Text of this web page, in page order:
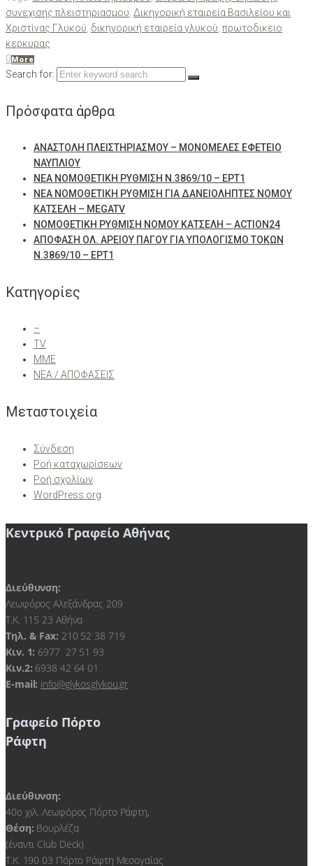
συνεχισης πλειστηριασμου Δικηγορική εταιρεία Βασιλείου και
Χριστίνας Γλυκού δικηγορική εταιρεία γλυκού πρωτοδικειο
κερκυρας
0 More
Search for:
Πρόσφατα άρθρα
ΑΝΑΣΤΟΛΗ ΠΛΕΙΣΤΗΡΙΑΣΜΟΥ – ΜΟΝΟΜΕΛΕΣ ΕΦΕΤΕΙΟ
ΝΑΥΠΛΙΟΥ
ΝΕΑ ΝΟΜΟΘΕΤΙΚΗ ΡΥΘΜΙΣΗ Ν.3869/10 – ΕΡΤ1
ΝΕΑ ΝΟΜΟΘΕΤΙΚΗ ΡΥΘΜΙΣΗ ΓΙΑ ΔΑΝΕΙΟΛΗΠΤΕΣ ΝΟΜΟΥ
ΚΑΤΣΕΛΗ – MEGATV
ΝΟΜΟΘΕΤΙΚΗ ΡΥΘΜΙΣΗ ΝΟΜΟΥ ΚΑΤΣΕΛΗ – ACTION24
ΑΠΟΦΑΣΗ ΟΛ. ΑΡΕΙΟΥ ΠΑΓΟΥ ΓΙΑ ΥΠΟΛΟΓΙΣΜΟ ΤΟΚΩΝ
Ν.3869/10 – ΕΡΤ1
Kατηγορίες
–
TV
ΜΜΕ
ΝΕΑ / ΑΠΟΦΑΣΕΙΣ
Μεταστοιχεία
Σύνδεση
Ροή καταχωρίσεων
Ροή σχολίων
WordPress.org
Κεντρικό Γραφείο Αθήνας
Διεύθυνση:
Λεωφόρος Αλεξάνδρας 209
Τ.Κ. 115 23 Αθήνα
Τηλ. & Fax: 210 52 38 719
Kιν. 1: 6977 27 51 93
Κιν.2: 6938 42 64 01
E-mail: info@glykosglykou.gr
Γραφείο Πόρτο
Ράφτη
Διεύθυνση:
40ο χιλ. Λεωφόρος Πόρτο Ράφτη,
Θέση: Βουρλέζα
(έναντι Club Deck)
Τ.Κ. 190 03 Πόρτο Ράφτη Μεσογαίας